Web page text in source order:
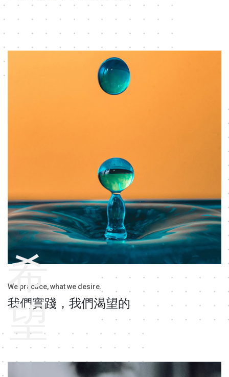
We practice, what we desire.
我們實踐，我們渴望的
希
望